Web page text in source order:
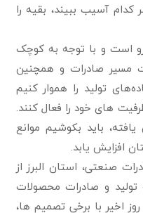
آسیب ببیند، بقیه را
است و با توجه به کوچک
مسیر صادرات و همچنین
تولید را هموار کنیم
های خود را فعال کنند.
باید بکوشیم موانع
افزایش یابد.
صنعتی، استان البرز از
و صادرات محصولات
اخیر با برخی تصمیم ها،